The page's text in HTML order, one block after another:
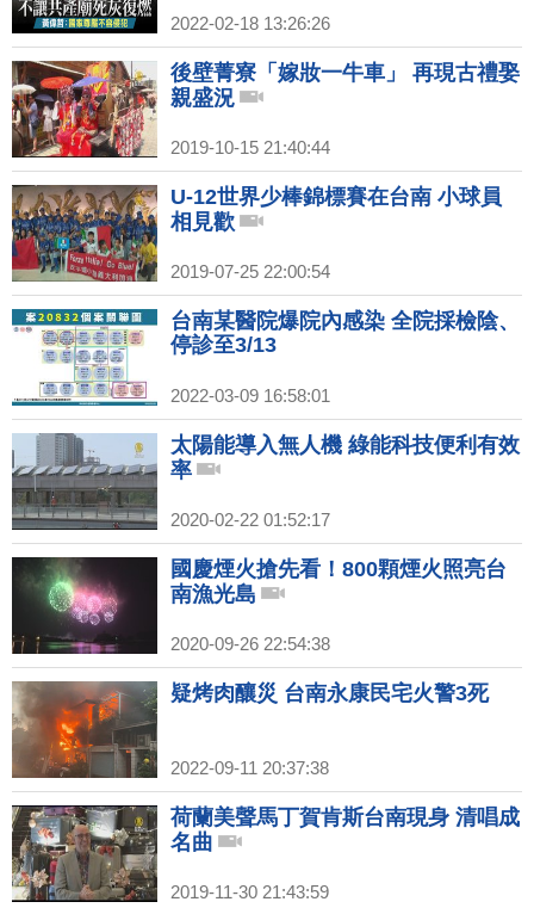
2022-02-18 13:26:26
後壁菁寮「嫁妝一牛車」 再現古禮娶
親盛況
2019-10-15 21:40:44
U-12世界少棒錦標賽在台南 小球員
相見歡
2019-07-25 22:00:54
台南某醫院爆院內感染 全院採檢陰、
停診至3/13
2022-03-09 16:58:01
太陽能導入無人機 綠能科技便利有效
率
2020-02-22 01:52:17
國慶煙火搶先看！800顆煙火照亮台
南漁光島
2020-09-26 22:54:38
疑烤肉釀災 台南永康民宅火警3死
2022-09-11 20:37:38
荷蘭美聲馬丁賀肯斯台南現身 清唱成
名曲
2019-11-30 21:43:59